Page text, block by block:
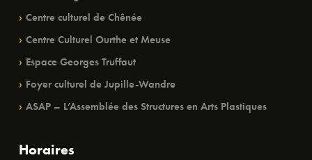
Centre culturel de Chênée
Centre Culturel Ourthe et Meuse
Espace Georges Truffaut
Foyer culturel de Jupille-Wandre
ASAP – L’Assemblée des Structures en Arts Plastiques
Horaires